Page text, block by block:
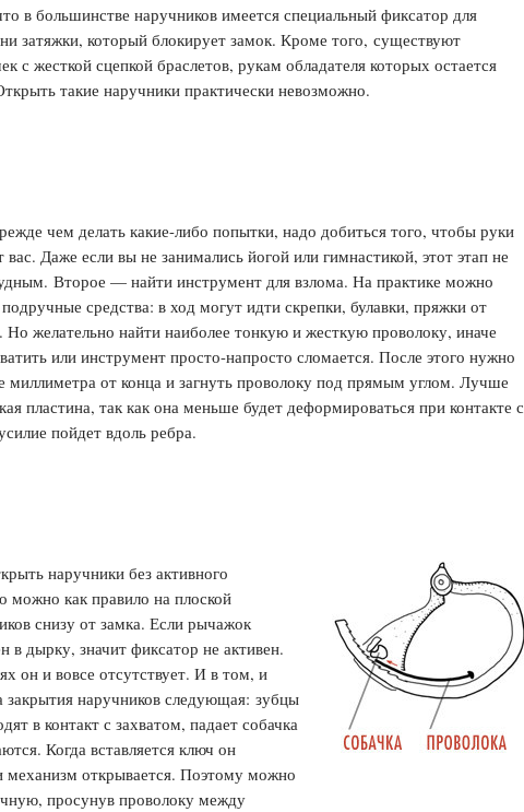
в большинстве наручников имеется специальный фиксатор для
затяжки, который блокирует замок. Кроме того, существуют
с жесткой сцепкой браслетов, рукам обладателя которых остается
такие наручники практически невозможно.
чем делать какие-либо попытки, надо добиться того, чтобы руки
вас. Даже если вы не занимались йогой или гимнастикой, этот этап не
Второе — найти инструмент для взлома. На практике можно
средства: в ход могут идти скрепки, булавки, пряжки от
Но желательно найти наиболее тонкую и жесткую проволоку, иначе
или инструмент просто-напросто сломается. После этого нужно
миллиметра от конца и загнуть проволоку под прямым углом. Лучше
пластина, так как она меньше будет деформироваться при контакте с
пойдет вдоль ребра.
наручники без активного
можно как правило на плоской
снизу от замка. Если рычажок
в дырку, значит фиксатор не активен.
он и вовсе отсутствует. И в том, и
закрытия наручников следующая: зубцы
в контакт с захватом, падает собачка
Когда вставляется ключ он
механизм открывается. Поэтому можно
просунув проволоку между